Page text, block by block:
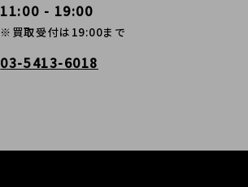
11:00 - 19:00
※買取受付は19:00まで
03-5413-6018